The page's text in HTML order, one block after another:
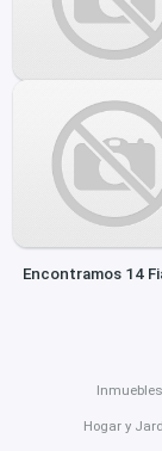
Encontramos 14
Inmuebles
Hogar y